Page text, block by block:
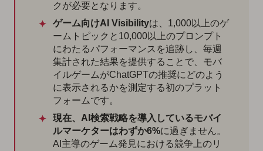
クが必要となります。
ゲーム向けAI Visibilityは、1,000以上のゲ
ームトピックと10,000以上のプロンプト
にわたるパフォーマンスを追跡し、毎週
集計された結果を提供することで、モバ
イルゲームがChatGPTの推奨にどのよう
に表示されるかを測定する初のプラット
フォームです。
現在、AI検索戦略を導入しているモバイ
ルマーケターはわずか6%に過ぎません。
AI主導のゲーム発見における競争上のリ